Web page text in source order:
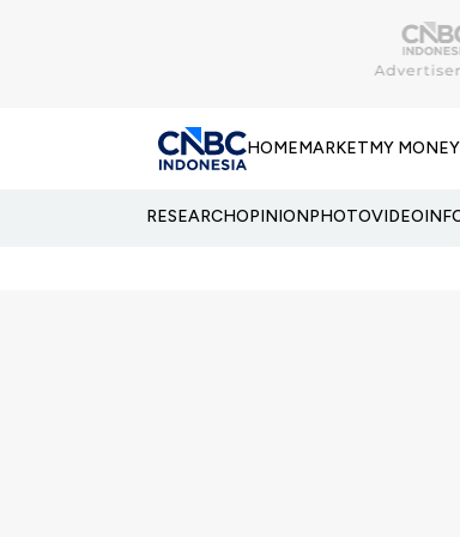
HOMEMARKETMY MONEY
RESEARCHOPINIONPHOTOVIDEO